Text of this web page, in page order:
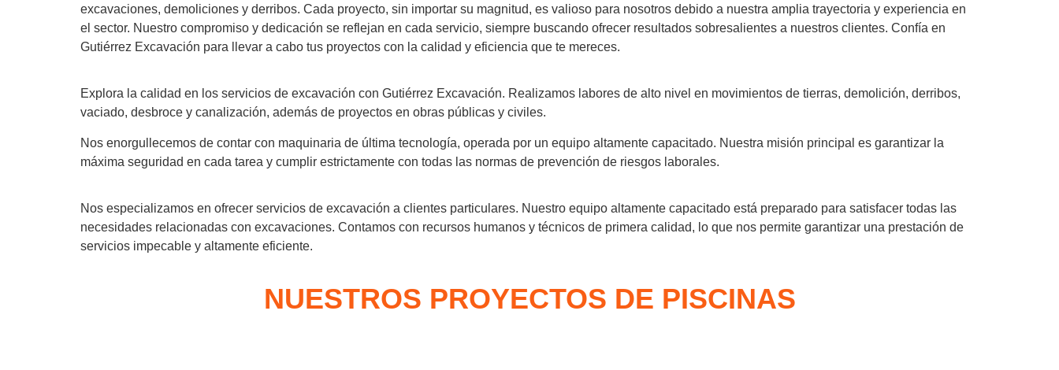
excavaciones, demoliciones y derribos. Cada proyecto, sin importar su magnitud, es valioso para nosotros debido a nuestra amplia trayectoria y experiencia en
el sector. Nuestro compromiso y dedicación se reflejan en cada servicio, siempre buscando ofrecer resultados sobresalientes a nuestros clientes. Confía en
Gutiérrez Excavación para llevar a cabo tus proyectos con la calidad y eficiencia que te mereces.
Explora la calidad en los servicios de excavación con Gutiérrez Excavación. Realizamos labores de alto nivel en movimientos de tierras, demolición, derribos,
vaciado, desbroce y canalización, además de proyectos en obras públicas y civiles.
Nos enorgullecemos de contar con maquinaria de última tecnología, operada por un equipo altamente capacitado. Nuestra misión principal es garantizar la
máxima seguridad en cada tarea y cumplir estrictamente con todas las normas de prevención de riesgos laborales.
Nos especializamos en ofrecer servicios de excavación a clientes particulares. Nuestro equipo altamente capacitado está preparado para satisfacer todas las
necesidades relacionadas con excavaciones. Contamos con recursos humanos y técnicos de primera calidad, lo que nos permite garantizar una prestación de
servicios impecable y altamente eficiente.
NUESTROS PROYECTOS DE PISCINAS